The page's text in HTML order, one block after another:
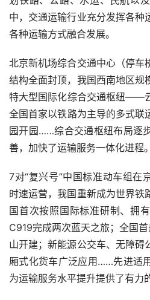
中，交通运输行业充分发挥各种
各种运输方式融合发展。
北京新机场综合交通中心（停车
结构全面封顶，我国西南地区规
特大型国际化综合交通枢纽——
全国首家以铁路为主导的多式
园开园……综合交通枢纽布局逐
善，加快了运输服务一体化进程。
7对“复兴号”中国标准动车组在
时速运营，我国重新成为世界铁
国首次按照国际标准研制、拥
C919完成两次蓝天之旅；全国
山开建；新能源公交车、无障碍
厢式化货车广泛应用……先进适
为运输服务水平提升提供了有力